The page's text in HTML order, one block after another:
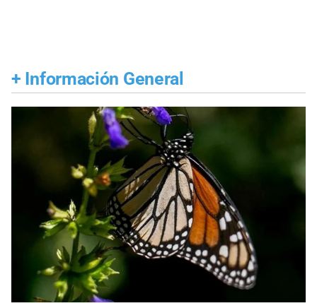
+ Información General